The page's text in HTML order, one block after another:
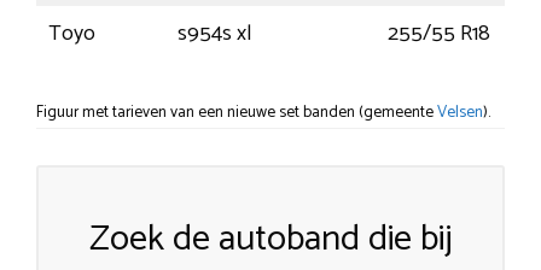
Toyo
s954s xl 255/55 R18
Figuur met tarieven van een nieuwe set banden (gemeenteVelsen).
Zoek de autoband die bij